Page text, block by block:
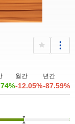
월간
-12.05%
년간
-87.59%